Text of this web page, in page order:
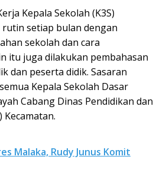
Kepala Sekolah (K3S)
setiap bulan dengan
sekolah dan cara
itu juga dilakukan pembahasan
dan peserta didik. Sasaran
Kepala Sekolah Dasar
Cabang Dinas Pendidikan dan
Kecamatan.
Malaka, Rudy Junus Komit